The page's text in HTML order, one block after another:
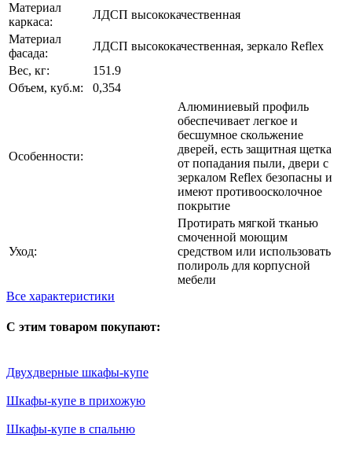
Материал
каркаса:
ЛДСП высококачественная
Материал
фасада:
ЛДСП высококачественная, зеркало Reflex
Вес, кг:
151.9
Объем, куб.м:
0,354
Особенности:
Алюминиевый профиль
обеспечивает легкое и
бесшумное скольжение
дверей, есть защитная щетка
от попадания пыли, двери с
зеркалом Reflex безопасны и
имеют противоосколочное
покрытие
Уход:
Протирать мягкой тканью
смоченной моющим
средством или использовать
полироль для корпусной
мебели
Все характеристики
С этим товаром покупают:
Двухдверные шкафы-купе
Шкафы-купе в прихожую
Шкафы-купе в спальню